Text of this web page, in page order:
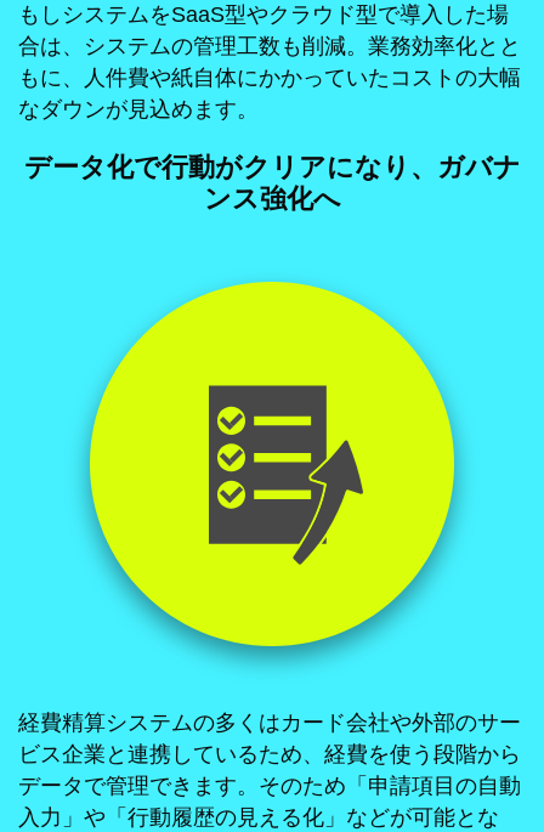
もしシステムをSaaS型やクラウド型で導入した場
合は、システムの管理工数も削減。業務効率化とと
もに、人件費や紙自体にかかっていたコストの大幅
なダウンが見込めます。
データ化で行動がクリアになり、ガバナ
ンス強化へ
経費精算システムの多くはカード会社や外部のサー
ビス企業と連携しているため、経費を使う段階から
データで管理できます。そのため「申請項目の自動
入力」や「行動履歴の見える化」などが可能とな